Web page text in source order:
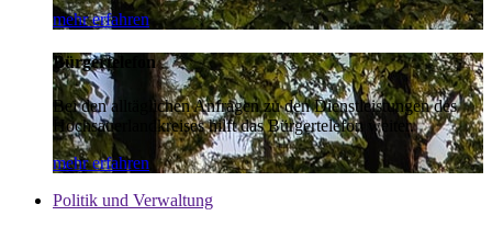
mehr erfahren
Bürgertelefon
Bei den alltäglichen Anfragen zu den Dienstleistungen des
Hochsauerlandkreises hilft das Bürgertelefon weiter.
mehr erfahren
Politik und Verwaltung